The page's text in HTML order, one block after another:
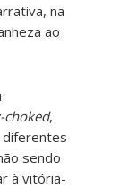
na
ao
choked,
sendo
à vitória-